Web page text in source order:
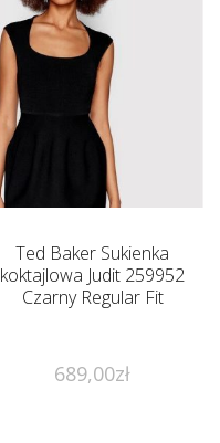
Ted Baker Sukienka
koktajlowa Judit 259952
Czarny Regular Fit
689,00zł